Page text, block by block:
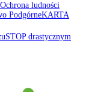
Ochrona ludności
KARTA
STOP drastycznym